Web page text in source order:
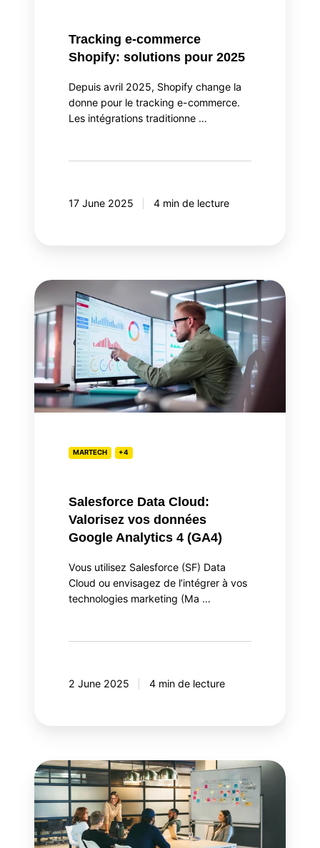
Tracking e-commerce
Shopify: solutions pour 2025
Depuis avril 2025, Shopify change la
donne pour le tracking e-commerce.
Les intégrations traditionne …
17 June 2025 4 min de lecture
Salesforce
Data
Cloud:
Valorisez
vos
données
Google
Analytics
MARTECH +4
Salesforce Data Cloud:
Valorisez vos données
Google Analytics 4 (GA4)
Vous utilisez Salesforce (SF) Data
Cloud ou envisagez de l’intégrer à vos
technologies marketing (Ma …
2 June 2025 4 min de lecture
4
tendances
MarTech
qui
redéfinissent